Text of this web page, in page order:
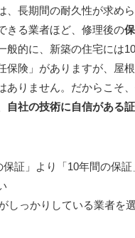
、長期間の耐久性が求め
きる業者ほど、修理後の
般的に、新築の住宅には
保険」がありますが、屋
ありません。だからこそ、
自社の技術に自信がある
証」より「10年間の保
しっかりしている業者を